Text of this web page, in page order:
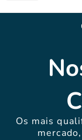
Os mais